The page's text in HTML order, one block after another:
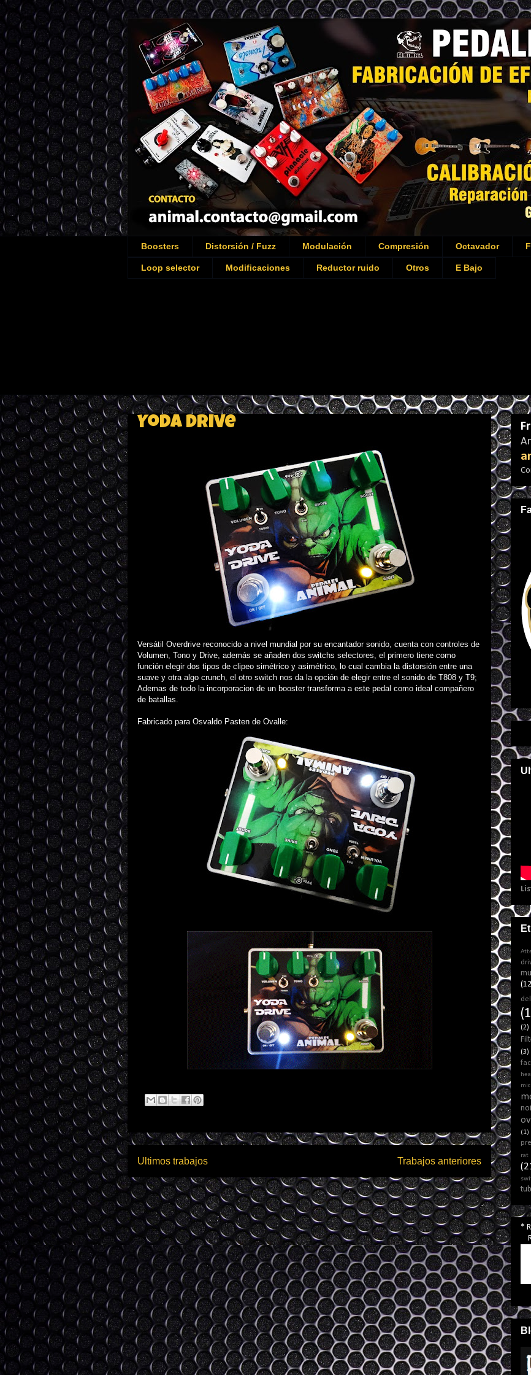
Boosters Distorsión / Fuzz Modulación Compresión Octavador
Loop selector Modificaciones Reductor ruido Otros E Bajo
Yoda Drive
Versátil Overdrive reconocido a nivel mundial por su encantador sonido , cuenta con controles de
Volumen, Tono y Drive, además se añaden dos switchs selectores, el primero tiene como
función elegir dos tipos de clipeo simétrico y asimétrico, lo cual cambia la distorsión entre una
suave y otra algo crunch, el otro switch nos da la opción de elegir entre el sonido de T808 y T9;
Ademas de todo la incorporacion de un booster transforma a este pedal como ideal compañero
de batallas.
Fabricado para Osvaldo Pasten de Ovalle:
Ultimos trabajos Trabajos anteriores
(2)
(3)
(1)
rat
*